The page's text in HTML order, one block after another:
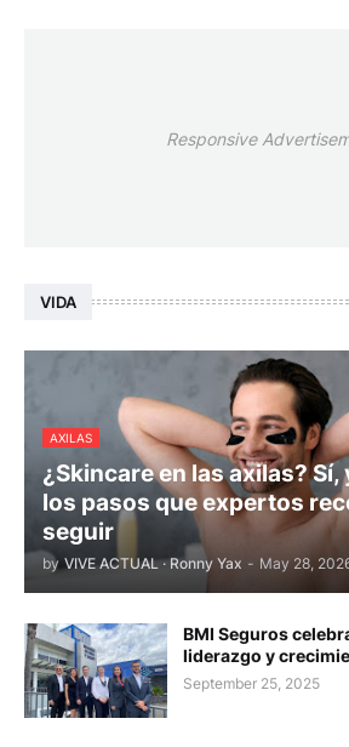
Responsive
VIDA
AXILAS
¿Skincare en las axilas?
los pasos que expertos
seguir
by VIVE ACTUAL · Ronny Yax - May 28,
BMI Seguros
liderazgo y
September 25, 2025